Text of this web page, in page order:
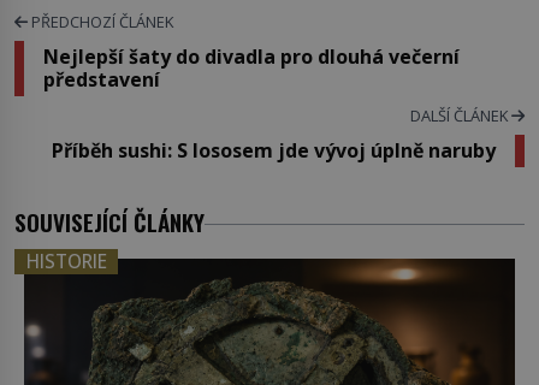
PŘEDCHOZÍ ČLÁNEK
Nejlepší šaty do divadla pro dlouhá večerní
představení
DALŠÍ ČLÁNEK
Příběh sushi: S lososem jde vývoj úplně naruby
SOUVISEJÍCÍ ČLÁNKY
HISTORIE